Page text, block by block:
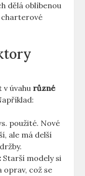
dělá oblíbenou
‍úvahu různé
použité. Nové
ale má delší
Starší⁣ modely si
oprav, ‍což se